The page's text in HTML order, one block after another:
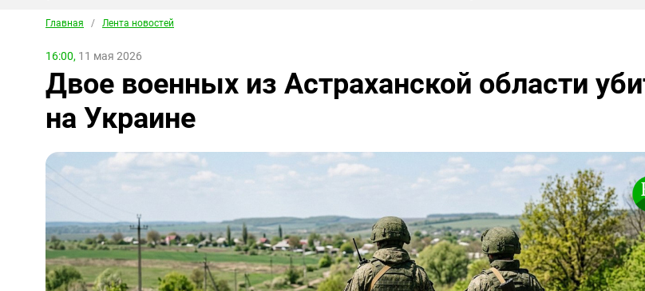
Главная / Лента новостей
16:00, 11 мая 2026
Двое военных из Астраханской области
на Украине